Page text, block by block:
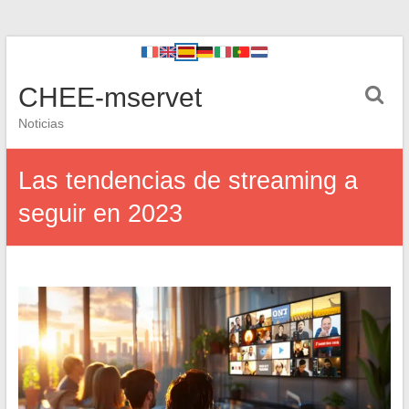
CHEE-mservet
Noticias
Las tendencias de streaming a
seguir en 2023